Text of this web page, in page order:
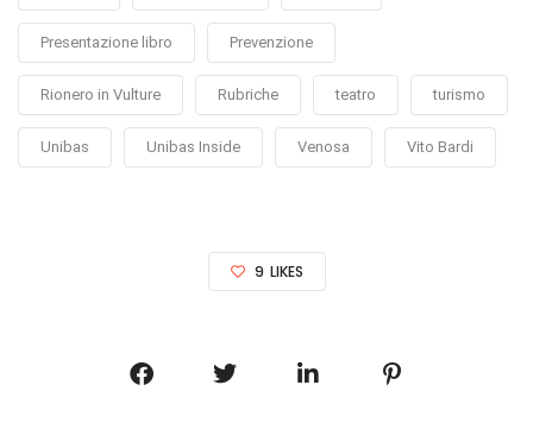
Presentazione libro Prevenzione
Rionero in Vulture Rubriche teatro turismo
Unibas Unibas Inside Venosa Vito Bardi
9 LIKES